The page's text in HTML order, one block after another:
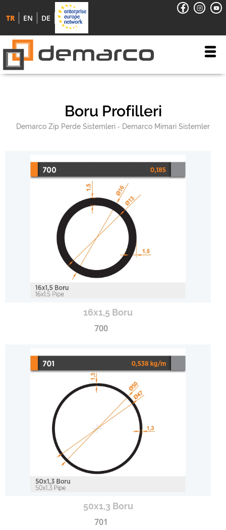
TR EN DE
Boru Profilleri
Demarco Zip Perde Sistemleri Demarco Mimari Sistemler
16x1,5 Boru
700
50x1,3 Boru
701